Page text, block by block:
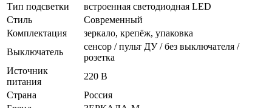
Тип подсветки
встроенная светодиодная LED
Стиль
Cовременный
Комплектация
зеркало, крепёж, упаковка
Выключатель
сенсор / пульт ДУ / без выключателя /
розетка
Источник
питания
220 В
Страна
Россия